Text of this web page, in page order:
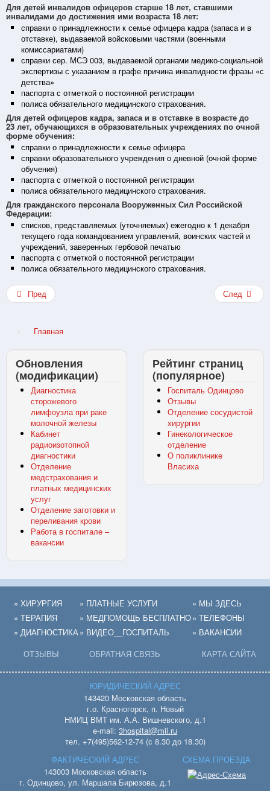
Для детей инвалидов офицеров старше 18 лет, ставшими
инвалидами до достижения ими возраста 18 лет:
справки о принадлежности к семье офицера кадра (запаса и в
отставке), выдаваемой войсковыми частями (военными
комиссариатами)
справки сер. МСЭ 003, выдаваемой органами медико-социальной
экспертизы с указанием в графе причина инвалидности фразы «с
детства»
паспорта с отметкой о постоянной регистрации
полиса обязательного медицинского страхования.
Для детей офицеров кадра, запаса и в отставке в возрасте до
23 лет, обучающихся в образовательных учреждениях по очной
форме обучения:
справки о принадлежности к семье офицера
справки образовательного учреждения о дневной (очной форме
обучения)
паспорта с отметкой о постоянной регистрации
полиса обязательного медицинского страхования.
Для гражданского персонала Вооруженных Сил Российской
Федерации:
списков, представляемых (уточняемых) ежегодно к 1 декабря
текущего года командованием управлений, воинских частей и
учреждений, заверенных гербовой печатью
паспорта с отметкой о постоянной регистрации
полиса обязательного медицинского страхования.
Пред След
Главная
Обновления
(модификации)
Диагностика
сторожевого
лимфоузла при раке
молочной железы
Кабинет
радиоизотопной
диагностики
Отделение
медстрахования и
платных медицинских
услуг
Отделение заготовки и
переливания крови
Работа в госпитале –
вакансии
Рейтинг страниц
(популярное)
Госпиталь Одинцово
Отзывы
Отделение сосудистой
хирургии
Гинекологическое
отделение
О поликлинике
Власиха
» ХИРУРГИЯ
» ТЕРАПИЯ
» ДИАГНОСТИКА
ОТЗЫВЫ
» ПЛАТНЫЕ УСЛУГИ
» МЕДПОМОЩЬ БЕСПЛАТНО
» ВИДЕО__ГОСПИТАЛЬ
ОБРАТНАЯ СВЯЗЬ
» МЫ ЗДЕСЬ
» ТЕЛЕФОНЫ
» ВАКАНСИИ
КАРТА САЙТА
ЮРИДИЧЕСКИЙ АДРЕС
143420 Московская область
г.о. Красногорск, п. Новый
НМИЦ ВМТ им. А.А. Вишневского, д.1
e-mail: 3hospital@mil.ru
тел. +7(495)562-12-74 (с 8.30 до 18.30)
ФАКТИЧЕСКИЙ АДРЕС
143003 Московская область
г. Одинцово, ул. Маршала Бирюзова, д.1
СХЕМА ПРОЕЗДА